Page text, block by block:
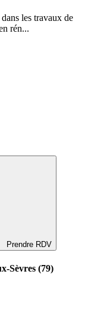
les travaux de
rén...
Prendre RDV
Sèvres (79)